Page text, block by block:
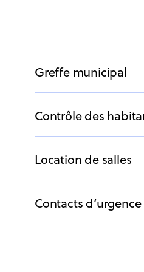
Greffe municipal
Contrôle des
Location de salles
Contacts d’urgence